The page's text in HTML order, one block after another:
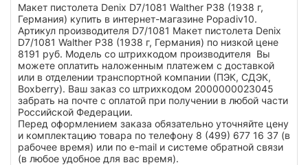
Макет пистолета Denix D7/1081 Walther P38 (1938 г,
Германия) купить в интернет-магазине Popadiv10.
Артикул производителя D7/1081 Макет пистолета Denix
D7/1081 Walther P38 (1938 г, Германия) по низкой цене
8191 руб. Модель со штрихкодом производителя Вы
можете оплатить наложенным платежем с доставкой
или в отделении транспортной компании (ПЭК, СДЭК,
Boxberry). Ваш заказ со штрихкодом 2000000023045
забрать на почте с оплатой при получении в любой части
Российской Федерации.
Перед оформлением заказа обязательно уточняйте цену
и комплектацию товара по телефону 8 (499) 677 16 37 (в
рабочее время) или по e-mail и системе обратной связи
(в любое удобное для вас время).